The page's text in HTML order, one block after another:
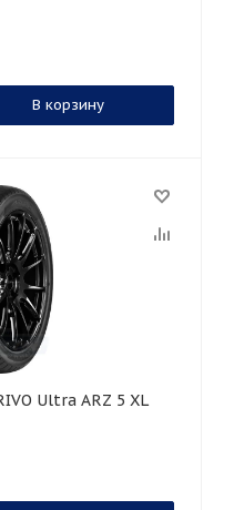
В корзину
ARIVO 245/45 R20 103W ARIVO Ultra ARZ 5 XL